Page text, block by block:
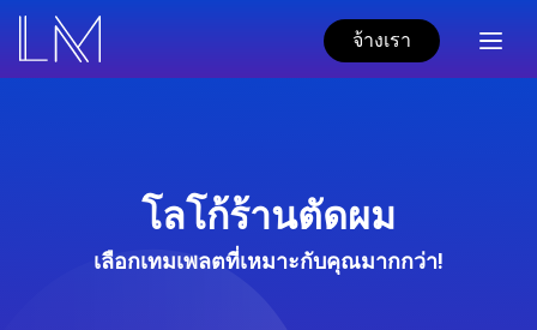
จ้างเรา
โลโก้ร้านตัดผม
เลือกเทมเพลตที่เหมาะกับคุณมากกว่า!